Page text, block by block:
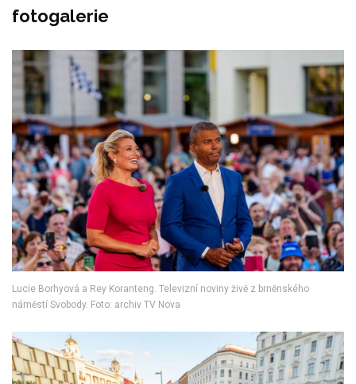
fotogalerie
Lucie Borhyová a Rey Koranteng. Televizní noviny živě z brněnského
náměstí Svobody. Foto: archiv TV Nova